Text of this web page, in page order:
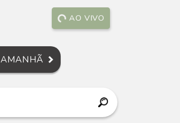
AO VIVO
AMANHÃ